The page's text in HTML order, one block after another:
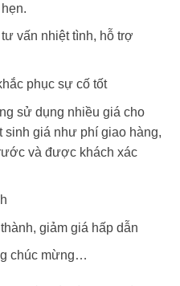
vấn nhiệt tình, hỗ trợ
phục sự cố tốt
sử dụng nhiều giá cho
sinh giá như phí giao hàng,
và được khách xác
giảm giá hấp dẫn
chúc mừng…